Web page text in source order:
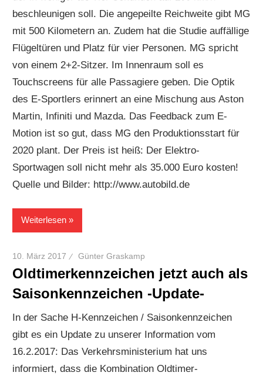
beschleunigen soll. Die angepeilte Reichweite gibt MG
mit 500 Kilometern an. Zudem hat die Studie auffällige
Flügeltüren und Platz für vier Personen. MG spricht
von einem 2+2-Sitzer. Im Innenraum soll es
Touchscreens für alle Passagiere geben. Die Optik
des E-Sportlers erinnert an eine Mischung aus Aston
Martin, Infiniti und Mazda. Das Feedback zum E-
Motion ist so gut, dass MG den Produktionsstart für
2020 plant. Der Preis ist heiß: Der Elektro-
Sportwagen soll nicht mehr als 35.000 Euro kosten!
Quelle und Bilder: http://www.autobild.de
Weiterlesen
10. März 2017 Günter Graskamp
Oldtimerkennzeichen jetzt auch als
Saisonkennzeichen -Update-
In der Sache H-Kennzeichen / Saisonkennzeichen
gibt es ein Update zu unserer Information vom
16.2.2017: Das Verkehrsministerium hat uns
informiert, dass die Kombination Oldtimer-